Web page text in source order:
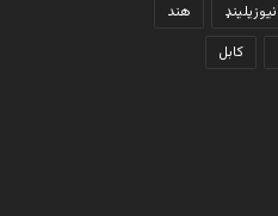
نیوزیلینډ
هند
کابل